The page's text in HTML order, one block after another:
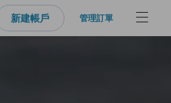
新建帳戶 管理訂單